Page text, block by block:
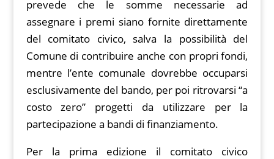
prevede che le somme necessarie ad
assegnare i premi siano fornite direttamente
del comitato civico, salva la possibilità del
Comune di contribuire anche con propri fondi,
mentre l’ente comunale dovrebbe occuparsi
esclusivamente del bando, per poi ritrovarsi “a
costo zero” progetti da utilizzare per la
partecipazione a bandi di finanziamento.
Per la prima edizione il comitato civico